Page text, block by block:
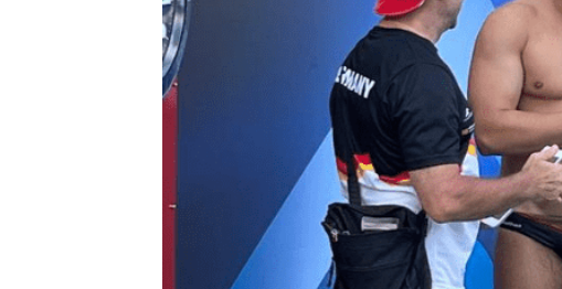
Vereinsfinder
Lizenzwesen
Zentrale Hinweisstelle